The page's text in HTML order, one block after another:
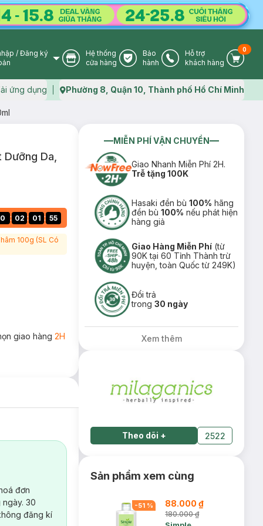
User Icon
/ Đăng ký
Store Icon
Hệ thống
cửa hàng
Warranty Icon
Bảo
hành
Phone Icon
Hỗ trợ
khách hàng
Cart
0
ứng dụng Map icon
Phường 8, Quận 10, Thành phố Hồ Chí Minh
Da,
0 : 02 : 01 : 54
100g (SL Có
giao hàng 2H
đơn
30
đăng kí
MIỄN PHÍ VẬN CHUYỂN
Giao Nhanh Miễn Phí 2H.
Trễ tặng 100K
Hasaki đền bù100% hãng
đền bù100% nếu phát hiện
hàng giả
Giao Hàng Miễn Phí (từ
90K tại 60 Tỉnh Thành trừ
huyện, toàn Quốc từ 249K)
Đổi trả
trong30 ngày
Xem thêm
Theo dõi + 2522
Sản phẩm xem cùng
-51 % 88.000 ₫
180.000 ₫